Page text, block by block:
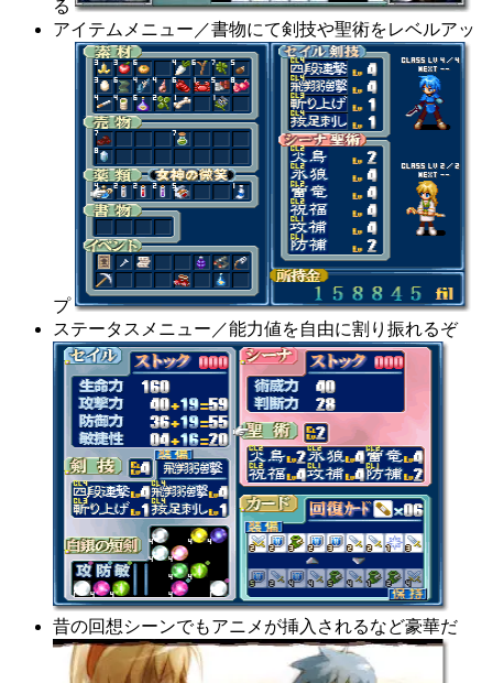
る
アイテムメニュー／書物にて剣技や聖術をレベルアッ
プ
ステータスメニュー／能力値を自由に割り振れるぞ
昔の回想シーンでもアニメが挿入されるなど豪華だ